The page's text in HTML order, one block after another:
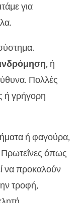
για
, ή
Πολλές
ή γρήγορη
ή φαγούρα,
όπως
να προκαλούν
τροφή,